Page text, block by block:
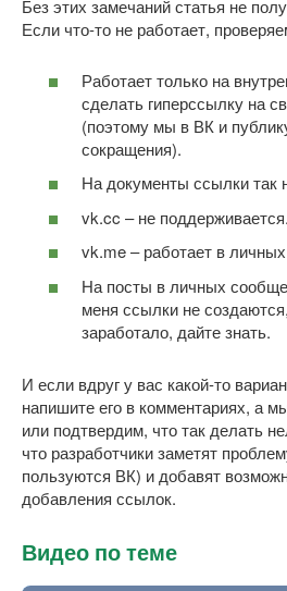
Без этих замечаний статья не
Если что-то не работает,
Работает только на
сделать гиперссылку на
(поэтому мы в ВК и
сокращения).
На документы ссылки так
vk.cc – не поддерживается.
vk.me – работает в
На посты в личных
меня ссылки не
заработало, дайте знать.
И если вдруг у вас какой-то
напишите его в комментариях, а
или подтвердим, что так делать
что разработчики заметят
пользуются ВК) и добавят
добавления ссылок.
Видео по теме